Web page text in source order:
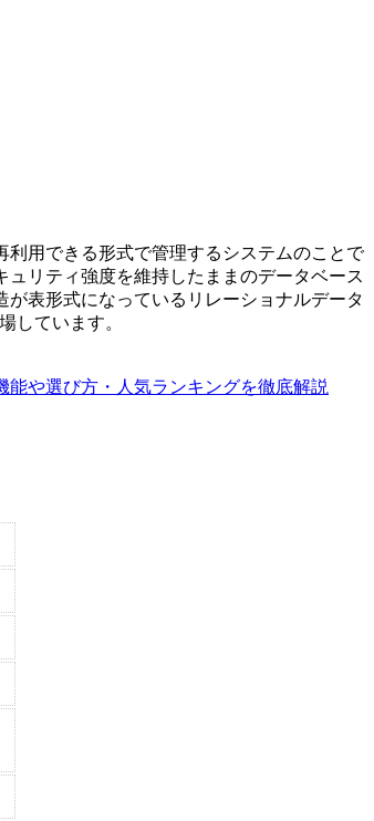
用できる形式で管理するシステムのことで
リティ強度を維持したままのデータベース
表形式になっているリレーショナルデータ
しています。
能や選び方・人気ランキングを徹底解説